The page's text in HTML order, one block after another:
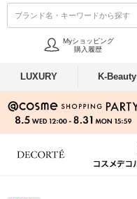
ブランド名・キーワードから探す
Myショッピング
購入履歴
LUXURY K-Beauty